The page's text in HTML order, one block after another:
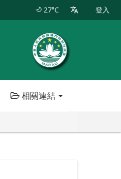
27°C 登入
相關連結